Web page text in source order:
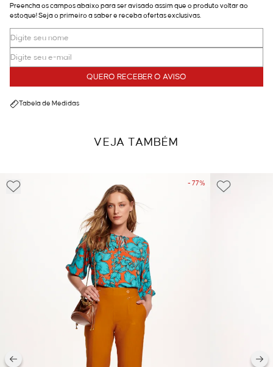
Preencha os campos abaixo para ser avisado assim que o produto voltar ao
estoque! Seja o primeiro a saber e receba ofertas exclusivas.
QUERO RECEBER O AVISO
Tabela de Medidas
VEJA TAMBÉM
- 77%